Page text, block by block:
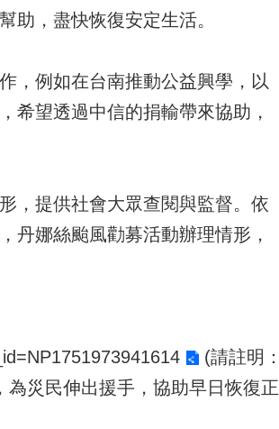
助，盡快恢復安定生活。
，例如在台南推動公益興學，以
希望透過中信的捐輸帶來協助，
，提供社會大眾查閱與監督。依
丹娜絲颱風勸募活動辦理情形，
(請註明：
為災民伸出援手，協助早日恢復正